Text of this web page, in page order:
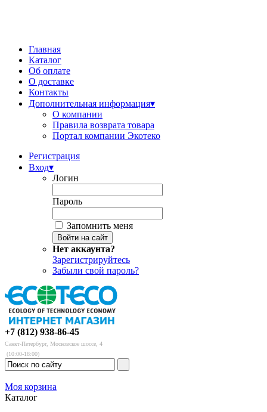
Главная
Каталог
Об оплате
О доставке
Контакты
Дополнительная информация▾
О компании
Правила возврата товара
Портал компании Экотеко
Регистрация
Вход▾
Логин
Пароль
Запомнить меня
Нет аккаунта?
Зарегистрируйтесь
Забыли свой пароль?
+7 (812) 938-86-45
Санкт-Петербург, Московское шоссе, 4
(10:00-18:00)
Моя корзина
Каталог